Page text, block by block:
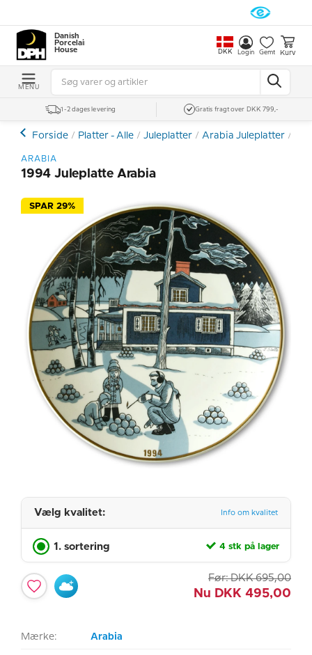
Danish
Porcelain
House
DKK Login Gemt Kurv
MENU
1-2 dages levering Gratis fragt over DKK 799,-
Forside Platter - Alle Juleplatter Arabia Juleplatter
ARABIA
1994 Juleplatte Arabia
SPAR 29%
Vælg kvalitet: Info om kvalitet
1. sortering 4 stk på lager
Før: DKK 695,00
Nu DKK 495,00
Mærke: Arabia